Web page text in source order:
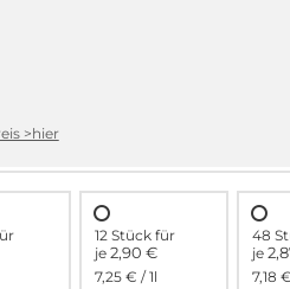
>hier
12 Stück für
je 2,90 €
7,25 € / 1l
48
je
7,18 €